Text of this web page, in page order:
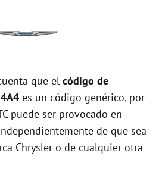
que el código de
es un código genérico, por
puede ser provocado en
de que sea
Chrysler o de cualquier otra